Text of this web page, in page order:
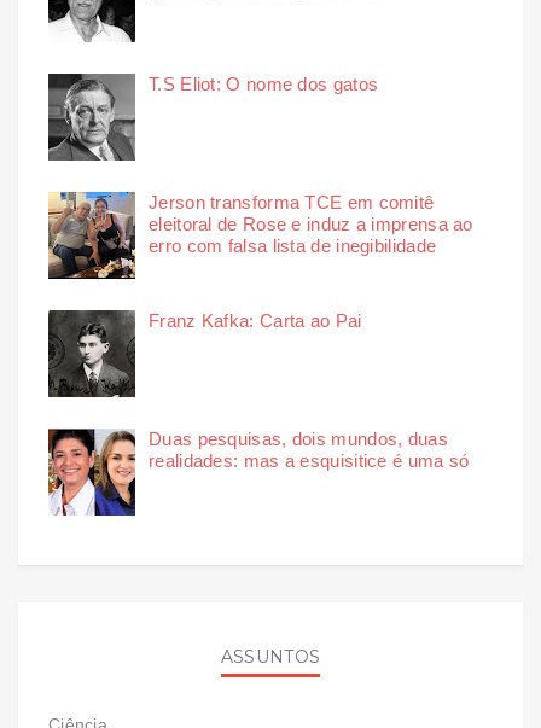
T.S Eliot: O nome dos gatos
Jerson transforma TCE em comitê
eleitoral de Rose e induz a imprensa ao
erro com falsa lista de inegibilidade
Franz Kafka: Carta ao Pai
Duas pesquisas, dois mundos, duas
realidades: mas a esquisitice é uma só
ASSUNTOS